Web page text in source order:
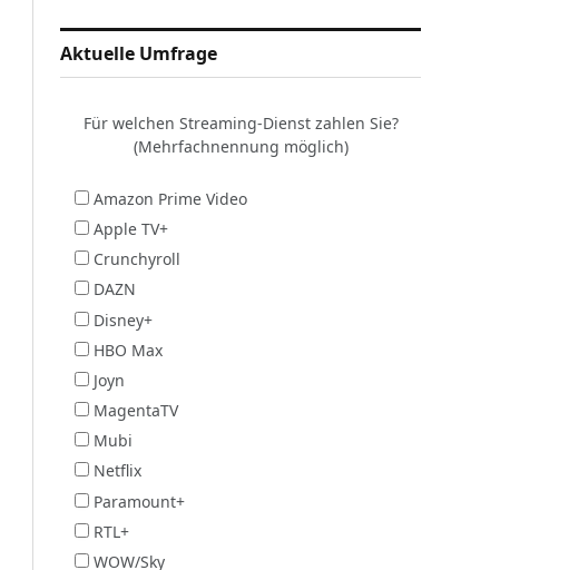
Aktuelle Umfrage
Für welchen Streaming-Dienst zahlen Sie?
(Mehrfachnennung möglich)
Amazon Prime Video
Apple TV+
Crunchyroll
DAZN
Disney+
HBO Max
Joyn
MagentaTV
Mubi
Netflix
Paramount+
RTL+
WOW/Sky